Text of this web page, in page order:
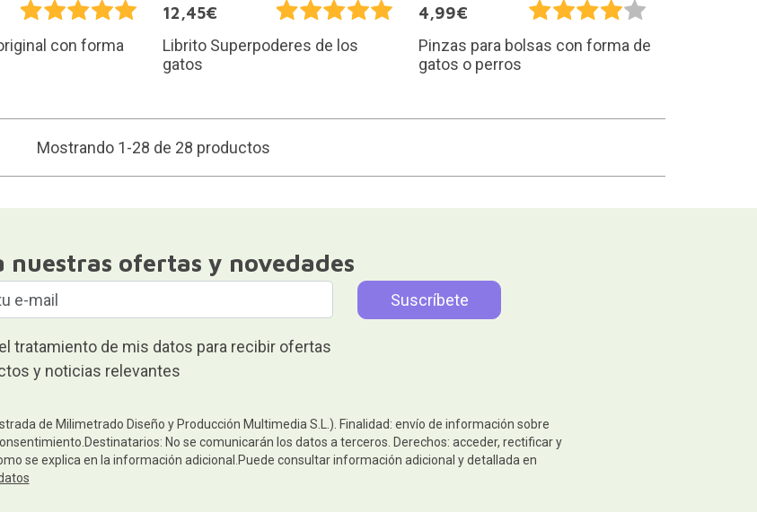
con forma
12,45€
Librito Superpoderes de los
gatos
4,99€
Pinzas para bolsas con forma de
gatos o perros
Mostrando 1-28 de 28 productos
nuestras ofertas y novedades
tratamiento de mis datos para recibir ofertas
y noticias relevantes
de Milimetrado Diseño y Producción Multimedia S.L.). Finalidad: envío de información sobre
No se comunicarán los datos a terceros. Derechos: acceder, rectificar y
se explica en la información adicional.Puede consultar información adicional y detallada en